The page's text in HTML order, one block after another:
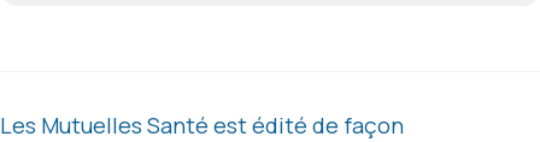
Les Mutuelles Santé est édité de façon